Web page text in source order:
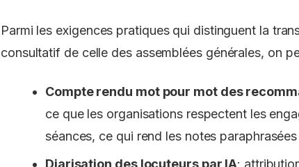
Parmi les exigences pratiques qui distinguent la
consultatif de celle des assemblées générales, on
Compte rendu mot pour mot des
ce que les organisations respectent les
séances, ce qui rend les notes
Diarisation des locuteurs par IA: